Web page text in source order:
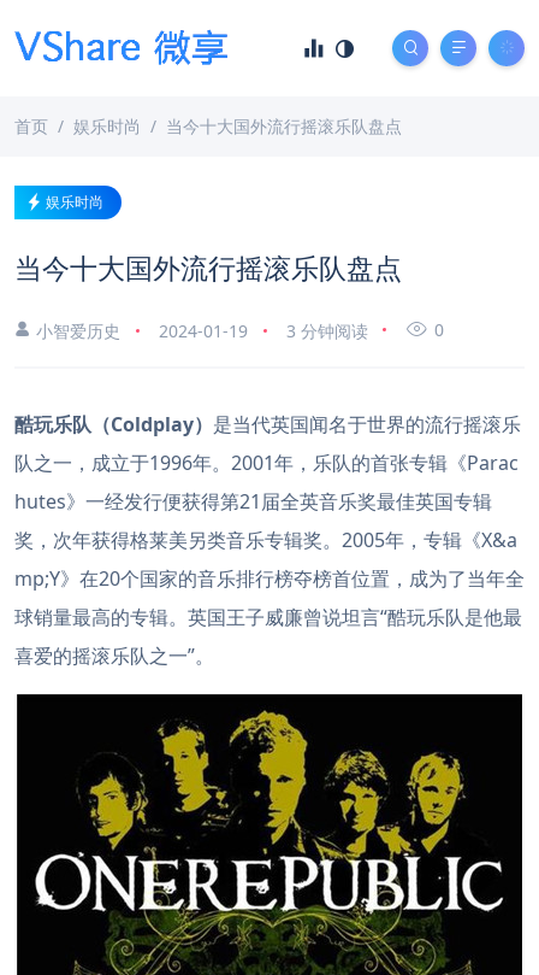
首页 娱乐时尚 当今十大国外流行摇滚乐队盘点
娱乐时尚
当今十大国外流行摇滚乐队盘点
小智爱历史 2024-01-19 3 分钟阅读 0
酷玩乐队（Coldplay） 是当代英国闻名于世界的流行摇滚乐
队之一，成立于1996年。2001年，乐队的首张专辑《Parac
hutes》一经发行便获得第21届全英音乐奖最佳英国专辑
奖，次年获得格莱美另类音乐专辑奖。2005年，专辑《X&a
mp;Y》在20个国家的音乐排行榜夺榜首位置，成为了当年全
球销量最高的专辑。英国王子威廉曾说坦言“酷玩乐队是他最
喜爱的摇滚乐队之一”。